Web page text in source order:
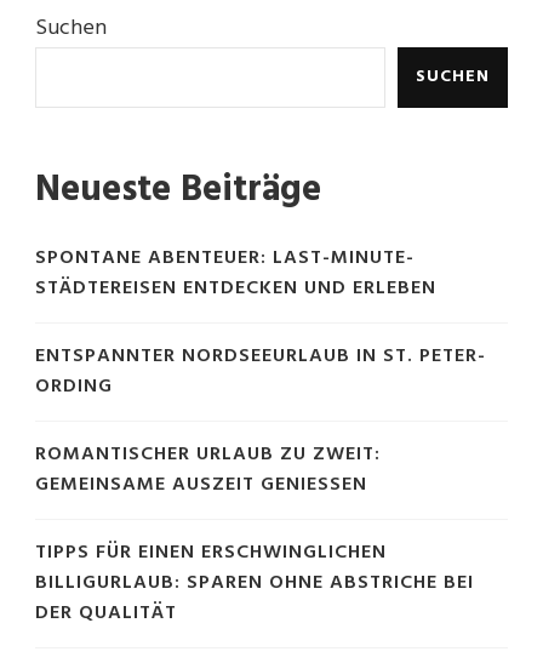
Suchen
SUCHEN
Neueste Beiträge
SPONTANE ABENTEUER: LAST-MINUTE-
STÄDTEREISEN ENTDECKEN UND ERLEBEN
ENTSPANNTER NORDSEEURLAUB IN ST. PETER-
ORDING
ROMANTISCHER URLAUB ZU ZWEIT:
GEMEINSAME AUSZEIT GENIESSEN
TIPPS FÜR EINEN ERSCHWINGLICHEN
BILLIGURLAUB: SPAREN OHNE ABSTRICHE BEI
DER QUALITÄT